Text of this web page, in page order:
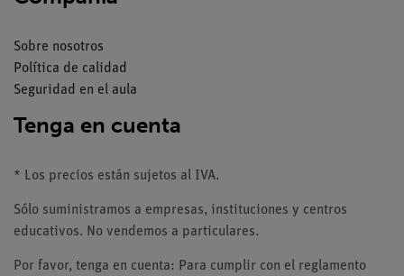
Sobre nosotros
Política de calidad
Seguridad en el aula
Tenga en cuenta
* Los precios están sujetos al IVA.
Sólo suministramos a empresas, instituciones y centros
educativos. No vendemos a particulares.
Por favor, tenga en cuenta: Para cumplir con el reglamento